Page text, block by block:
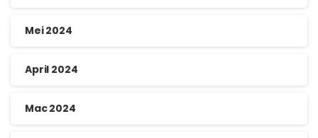
Mei 2024
April 2024
Mac 2024